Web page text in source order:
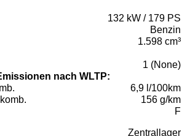
132 kW / 179 PS
Benzin
1.598 cm³
1 (None)
nach WLTP:
6,9 l/100km
156 g/km
F
Zentrallager